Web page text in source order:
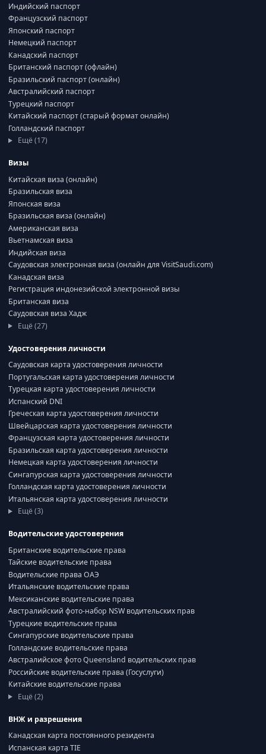
Индийский паспорт
Французский паспорт
Японский паспорт
Немецкий паспорт
Канадский паспорт
Британский паспорт (офлайн)
Бразильский паспорт (онлайн)
Австралийский паспорт
Турецкий паспорт
Китайский паспорт (старый формат онлайн)
Голландский паспорт
Ещё (17)
Визы
Китайская виза (онлайн)
Бразильская виза
Японская виза
Бразильская виза (онлайн)
Американская виза
Вьетнамская виза
Индийская виза
Саудовская электронная виза (онлайн для VisitSaudi.com)
Канадская виза
Регистрация индонезийской электронной визы
Британская виза
Саудовская виза Хадж
Ещё (27)
Удостоверения личности
Саудовская карта удостоверения личности
Португальская карта удостоверения личности
Турецкая карта удостоверения личности
Испанский DNI
Греческая карта удостоверения личности
Швейцарская карта удостоверения личности
Французская карта удостоверения личности
Бразильская карта удостоверения личности
Немецкая карта удостоверения личности
Сингапурская карта удостоверения личности
Голландская карта удостоверения личности
Итальянская карта удостоверения личности
Ещё (3)
Водительские удостоверения
Британские водительские права
Тайские водительские права
Водительские права ОАЭ
Итальянские водительские права
Мексиканские водительские права
Австралийский фото-набор NSW водительских прав
Турецкие водительские права
Сингапурские водительские права
Голландские водительские права
Австралийское фото Queensland водительских прав
Российские водительские права (Госуслуги)
Китайские водительские права
Ещё (2)
ВНЖ и разрешения
Канадская карта постоянного резидента
Испанская карта TIE